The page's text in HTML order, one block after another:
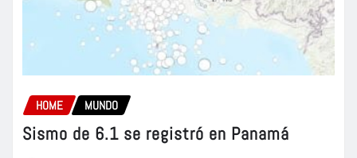
HOME MUNDO
Sismo de 6.1 se registró en Panamá